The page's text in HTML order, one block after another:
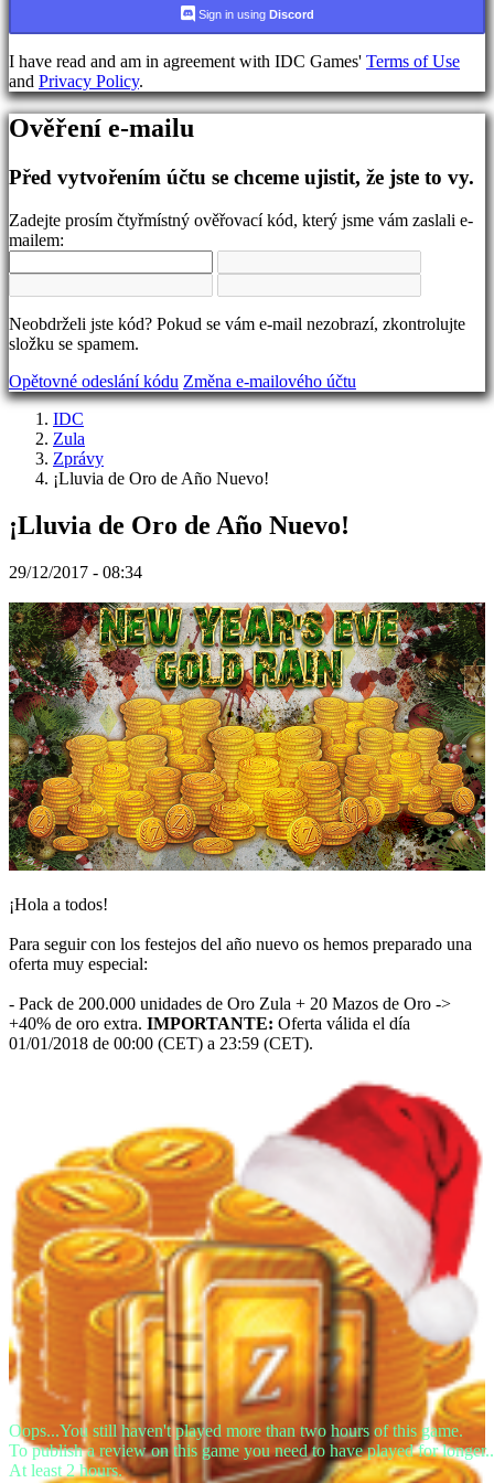
BS
CS
DA
DE
EN
ES
FR
HR
NL
NO
PT
RO
UK
VI
ZH
Hra
Hra
Gameplay
Události
ve
hře
Zprávy
Média
Průvodci
Fóra
Sign in using Discord
I have read and am in agreement with IDC Games' Terms of Use
and Privacy Policy.
Ověření e-mailu
Před vytvořením účtu se chceme ujistit, že jste to vy.
Zadejte prosím čtyřmístný ověřovací kód, který jsme vám zaslali e-
mailem:
Neobdrželi jste kód? Pokud se vám e-mail nezobrazí, zkontrolujte
složku se spamem.
Opětovné odeslání kódu Změna e-mailového účtu
IDC
Zula
Zprávy
¡Lluvia de Oro de Año Nuevo!
¡Lluvia de Oro de Año Nuevo!
29/12/2017 - 08:34
¡Hola a todos!
Para seguir con los festejos del año nuevo os hemos preparado una
oferta muy especial:
- Pack de 200.000 unidades de Oro Zula + 20 Mazos de Oro ->
+40% de oro extra. IMPORTANTE: Oferta válida el día
01/01/2018 de 00:00 (CET) a 23:59 (CET).
Oops...You still haven't played more than two hours of this game.
To publish a review on this game you need to have played for
At least 2 hours.